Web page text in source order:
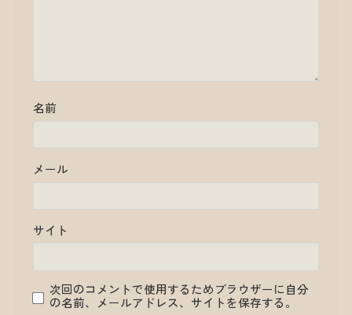
名前
メール
サイト
次回のコメントで使用するためブラウザーに自分
の名前、メールアドレス、サイトを保存する。